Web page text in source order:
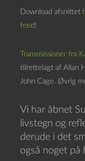
Download afsnittet
feed!
Transmissioner fra
tilrettelagt af Allan
John Cage. Øvrig
Vi har åbnet
livstegn og
derude i det
også noget på